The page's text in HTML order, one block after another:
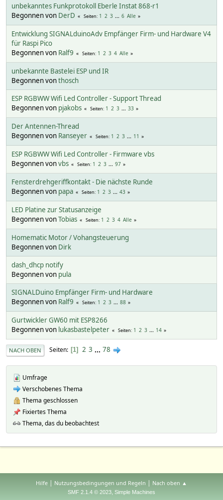
unbekanntes Funkprotokoll Eberle Instat 868-r1
Begonnen von DerD Seiten 1 2 3 ... 6 Alle
Entwicklung SIGNALduinoAdv Empfänger Firm- und Hardware V4
für Raspi Pico
Begonnen von Ralf9 Seiten 1 2 3 4 Alle
unbekannte Bastelei ESP und IR
Begonnen vonthosch
ESP RGBWW Wifi Led Controller - Support Thread
Begonnen von pjakobs Seiten 1 2 3 ... 33
Der Antennen-Thread
Begonnen von Ranseyer Seiten 1 2 3 ... 11
ESP RGBWW Wifi Led Controller - Firmware vbs
Begonnen vonvbs Seiten 1 2 3 ... 97
Fensterdrehgeriffkontakt - Die nächste Runde
Begonnen von papa Seiten 1 2 3 ... 43
LED Platine zur Statusanzeige
Begonnen vonTobias Seiten 1 2 3 4 Alle
Homematic Motor / Vohangsteuerung
Begonnen von Dirk
dash_dhcp notify
Begonnen von pula
SIGNALDuino Empfänger Firm- und Hardware
Begonnen von Ralf9 Seiten 1 2 3 ... 88
Gurtwickler GW60 mit ESP8266
Begonnen von lukasbastelpeter Seiten 1 2 3 ... 14
NACH OBEN Seiten 1 2 3 ... 78
Umfrage
Verschobenes Thema
Thema geschlossen
Fixiertes Thema
Thema, das du beobachtest
Hilfe | Nutzungsbedingungen und Regeln | Nach oben ▲
SMF 2.1.4 © 2023, Simple Machines